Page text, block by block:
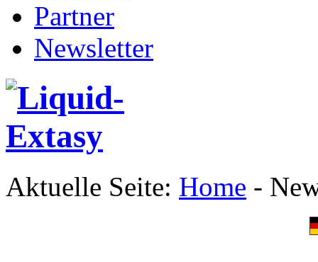
Partner
Newsletter
Aktuelle Seite: Home -